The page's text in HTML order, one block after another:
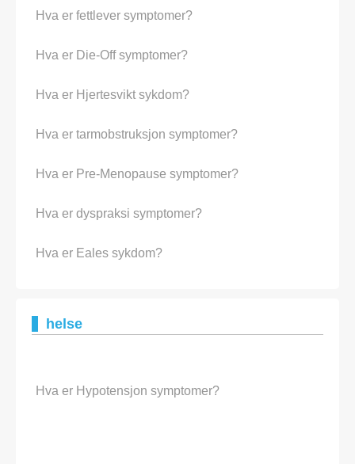
Hva er fettlever symptomer?
Hva er Die-Off symptomer?
Hva er Hjertesvikt sykdom?
Hva er tarmobstruksjon symptomer?
Hva er Pre-Menopause symptomer?
Hva er dyspraksi symptomer?
Hva er Eales sykdom?
helse
Hva er Hypotensjon symptomer?